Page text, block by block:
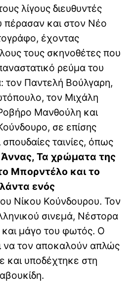
λίγους διευθυντές
και στον Νέο
έχοντας
τους σκηνοθέτες που
ρεύμα του
τον Παντελή Βούλγαρη,
τον Μιχάλη
Μανθούλη και
σε επίσης
ταινίες, όπως
Άννας, Τα χρώματα της
Μπορντέλο και το
ενός
Νίκου Κούνδουρου. Τον
σινεμά, Νέστορα
μάγο του φωτός. Ο
να τον αποκαλούν απλώς
και υποδέχτηκε στη